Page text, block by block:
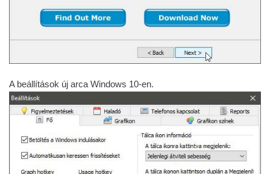
A beállítások új arca Windows 10-en.